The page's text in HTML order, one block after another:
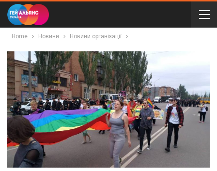
Home Новини Новини організації